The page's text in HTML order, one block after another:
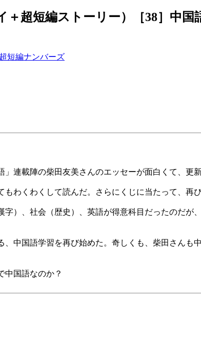
＋超短編ストーリー）［38］中
超短編ナンバーズ
」連載陣の柴田友美さんのエッセーが面白くて、更
もわくわくして読んだ。さらにくじに当たって、再
字）、社会（歴史）、英語が得意科目だったのだが
、中国語学習を再び始めた。奇しくも、柴田さん
中国語なのか？